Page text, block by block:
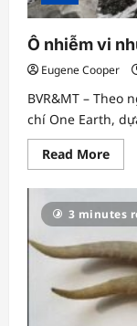
Ô nhiễm vi
Eugene Cooper
BVR&MT – Theo
chí One Earth,
Read MoreRead
more
Ô
vi
lan
tới
gần
đỉnh
3 minutes